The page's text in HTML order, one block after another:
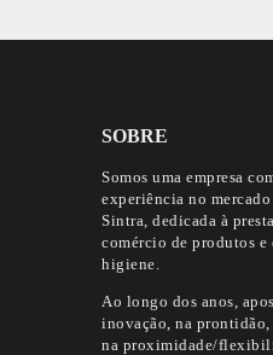
SOBRE
Somos uma empresa
experiência no
Sintra, dedicada à
comércio de produtos e
higiene.
Ao longo dos anos,
inovação, na
na proximidade/